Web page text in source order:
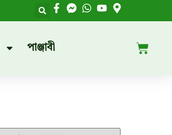
পাঞ্জাবী